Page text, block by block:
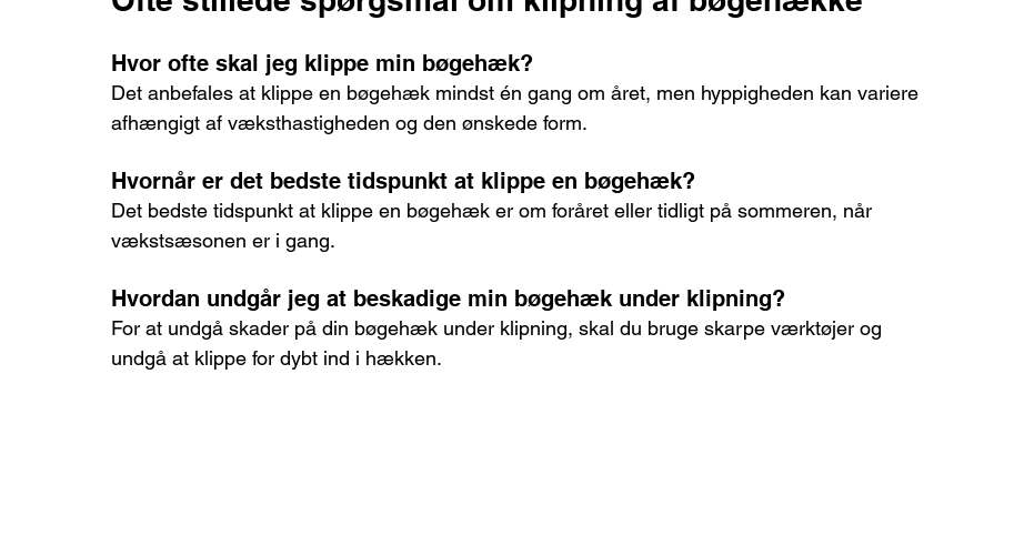
Hvor ofte skal jeg klippe min bøgehæk?
Det anbefales at klippe en bøgehæk mindst én gang om året, men hyppigheden kan variere
afhængigt af væksthastigheden og den ønskede form.
Hvornår er det bedste tidspunkt at klippe en bøgehæk?
Det bedste tidspunkt at klippe en bøgehæk er om foråret eller tidligt på sommeren, når
vækstsæsonen er i gang.
Hvordan undgår jeg at beskadige min bøgehæk under klipning?
For at undgå skader på din bøgehæk under klipning, skal du bruge skarpe værktøjer og
undgå at klippe for dybt ind i hækken.